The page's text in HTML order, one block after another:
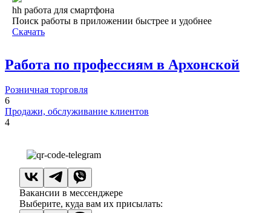
hh работа для смартфона
Поиск работы в приложении быстрее и удобнее
Скачать
Работа по профессиям в Архонской
Розничная торговля
6
Продажи, обслуживание клиентов
4
Вакансии в мессенджере
Выберите, куда вам их присылать: